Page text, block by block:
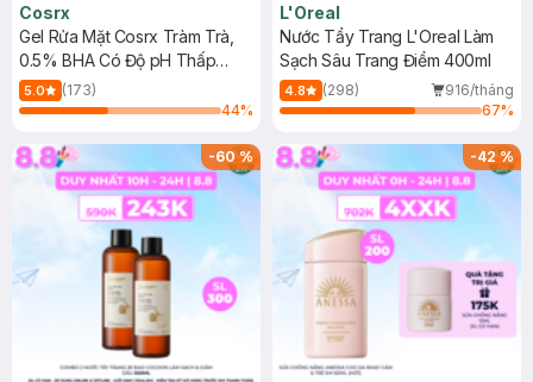
Cosrx
Gel Rửa Mặt Cosrx Tràm Trà,
0.5% BHA Có Độ pH Thấp
150ml
5.0
(173)
44%
L'Oreal
Nước Tẩy Trang L'Oreal Làm
Sạch Sâu Trang Điểm 400ml
4.8 (298)
916/tháng
67%
-60% -42%